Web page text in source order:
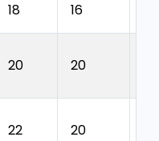
18 16
20 20
22 20